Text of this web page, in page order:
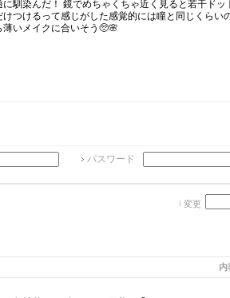
馴染んだ！ 鏡でめちゃくちゃ近く見ると若干ド
つけるって感じがした感覚的には瞳と同じくらい
いメイクに合いそう🥺🌸
パスワード
変更
内